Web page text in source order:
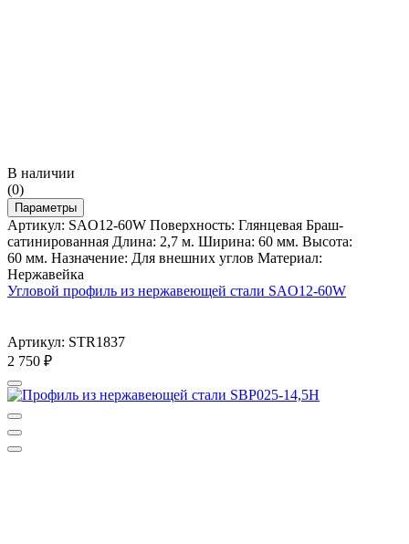
В наличии
(0)
Параметры
Артикул: SAO12-60W Поверхность: Глянцевая Браш-
сатинированная Длина: 2,7 м. Ширина: 60 мм. Высота:
60 мм. Назначение: Для внешних углов Материал:
Нержавейка
Угловой профиль из нержавеющей стали SAO12-60W
Артикул: STR1837
2 750 ₽